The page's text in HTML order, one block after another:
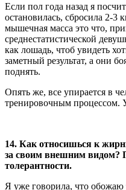
Если пол года назад я
остановилась, сбросила 2-3
мышечная масса это что,
среднестатистической
как лошадь, чтоб увидеть
заметный результат, а они
поднять.
Опять же, все упирается в
тренировочным процессом.
14. Как относишься к
за своим внешним видом?
толерантности.
Я уже говорила, что